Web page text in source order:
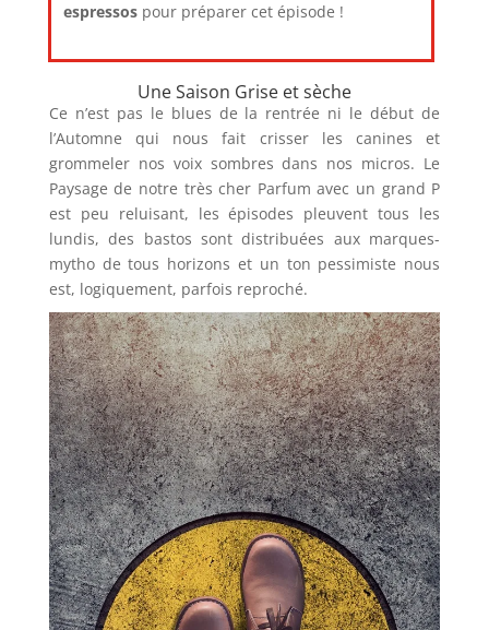
espressos pour préparer cet épisode !
Une Saison Grise et sèche
Ce n’est pas le blues de la rentrée ni le début de
l’Automne qui nous fait crisser les canines et
grommeler nos voix sombres dans nos micros. Le
Paysage de notre très cher Parfum avec un grand P
est peu reluisant, les épisodes pleuvent tous les
lundis, des bastos sont distribuées aux marques-
mytho de tous horizons et un ton pessimiste nous
est, logiquement, parfois reproché.